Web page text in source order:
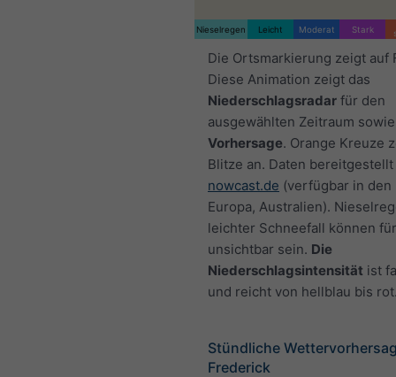
Nieselregen Leicht Moderat Stark
Die Ortsmarkierung zeigt auf
Diese Animation zeigt das
Niederschlagsradar für den
ausgewählten Zeitraum
Vorhersage. Orange Kreuze
Blitze an. Daten
nowcast.de (verfügbar in den
Europa, Australien).
leichter Schneefall können
unsichtbar sein. Die
Niederschlagsintensität ist
und reicht von hellblau bis
Stündliche
Frederick